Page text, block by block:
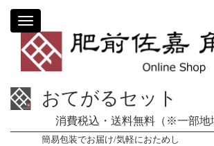
Toggle
navigation
おてがるセット
消費税込・送料無料（※一部地
簡易包装でお届け/気軽におためし